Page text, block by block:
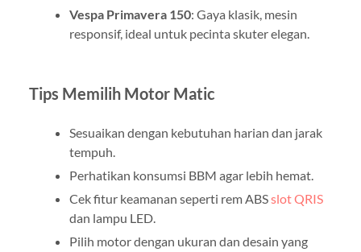
Vespa Primavera 150: Gaya klasik, mesin
responsif, ideal untuk pecinta skuter elegan.
Tips Memilih Motor Matic
Sesuaikan dengan kebutuhan harian dan jarak
tempuh.
Perhatikan konsumsi BBM agar lebih hemat.
Cek fitur keamanan seperti rem ABSslot QRIS
dan lampu LED.
Pilih motor dengan ukuran dan desain yang